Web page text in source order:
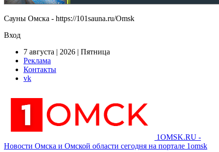
Сауны Омска - https://101sauna.ru/Omsk
Вход
7 августа | 2026 | Пятница
Реклама
Контакты
vk
1OMSK.RU -
Новости Омска и Омской области сегодня на портале 1omsk